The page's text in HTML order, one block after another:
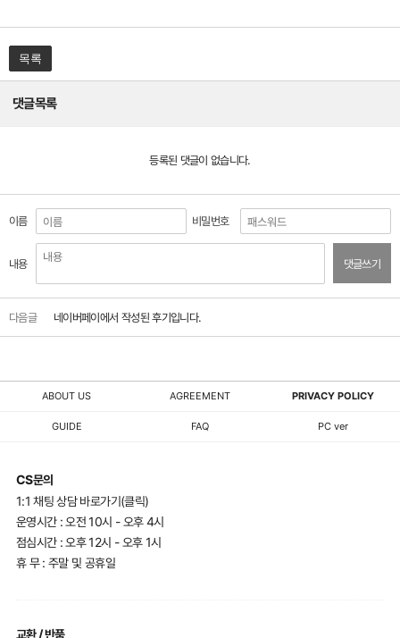
목록
댓글목록
등록된 댓글이 없습니다.
이름 비밀번호
내용 댓글쓰기
다음글 네이버페이에서 작성된 후기입니다.
ABOUT US AGREEMENT PRIVACY POLICY
GUIDE FAQ PC ver
CS문의
1:1 채팅 상담 바로가기(클릭)
운영시간 : 오전 10시 - 오후 4시
점심시간 : 오후 12시 - 오후 1시
휴 무 : 주말 및 공휴일
교환 / 반품